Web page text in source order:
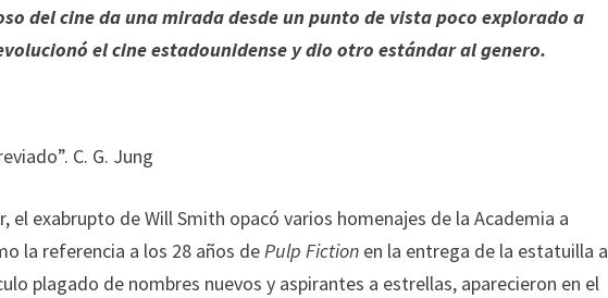
del cine da una mirada desde un punto de vista poco explorado a
el cine estadounidense y dio otro estándar al genero.
C. G. Jung
el exabrupto de Will Smith opacó varios homenajes de la Academia a
la referencia a los 28 años dePulp Fiction en la entrega de la estatuilla a
plagado de nombres nuevos y aspirantes a estrellas, aparecieron en el